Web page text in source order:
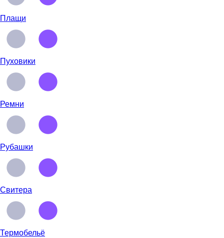
Плащи
Пуховики
Ремни
Рубашки
Свитера
Термобельё